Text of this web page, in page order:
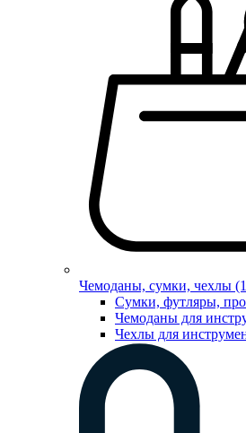
Чемоданы, сумки, чехлы
Сумки, футляры,
Чемоданы для
Чехлы для